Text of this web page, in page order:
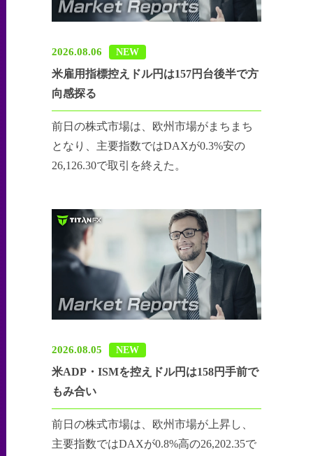
2026.08.06 NEW
米雇用指標控えドル円は157円台後半で方
向感探る
前日の株式市場は、欧州市場がまちまち
となり、主要指数ではDAXが0.3%安の
26,126.30で取引を終えた。
2026.08.05 NEW
米ADP・ISMを控えドル円は158円手前で
もみ合い
前日の株式市場は、欧州市場が上昇し、
主要指数ではDAXが0.8%高の26,202.35で